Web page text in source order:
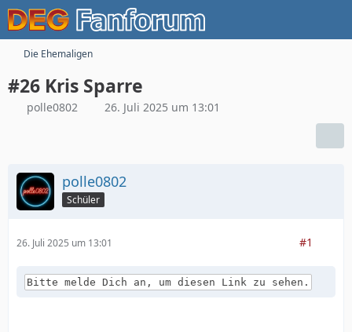
Die Ehemaligen
#26 Kris Sparre
polle0802 26. Juli 2025 um 13:01
polle0802
Schüler
26. Juli 2025 um 13:01 #1
Bitte melde Dich an, um diesen Link zu sehen.